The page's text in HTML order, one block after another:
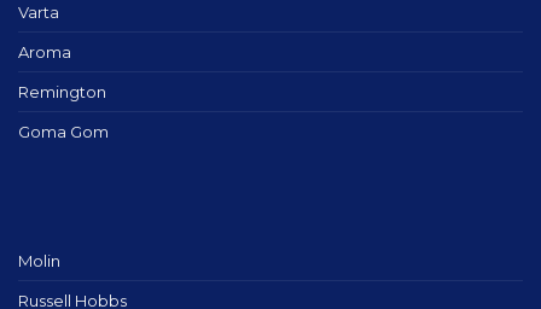
Varta
Aroma
Remington
Goma Gom
Molin
Russell Hobbs